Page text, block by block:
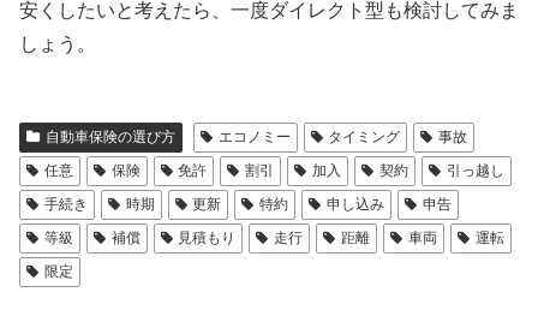
安くしたいと考えたら、一度ダイレクト型も検討してみま
しょう。
自動車保険の選び方 エコノミー タイミング
事故
任意
保険 免許 割引 加入 契約
引っ越し
手続き
時期 更新 特約 申し込み
申告
等級
補償 見積もり 走行 距離 車両
運転
限定